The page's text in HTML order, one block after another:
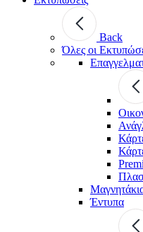
Back
Όλες οι
Έντυπα